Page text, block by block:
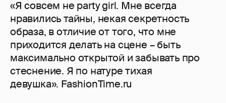
«Я совсем не party girl. Мне всегда
нравились тайны, некая секретность
образа, в отличие от того, что мне
приходится делать на сцене – быть
максимально открытой и забывать про
стеснение. Я по натуре тихая
девушка». FashionTime.ru